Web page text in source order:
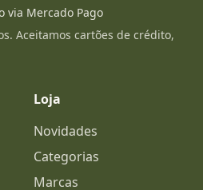
via Mercado Pago
Aceitamos cartões de crédito,
Loja
Novidades
Categorias
Marcas